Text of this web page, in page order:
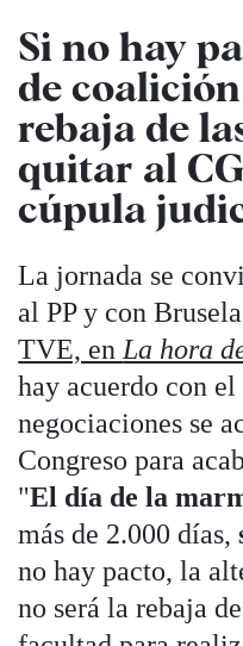
Si no hay
de
rebaja de
quitar al
cúpula
La jornada se
al PP y con
TVE, en La hora
hay acuerdo con
negociaciones se
Congreso para
"El día de la
más de 2.000 días,
no hay pacto, la
no será la rebaja